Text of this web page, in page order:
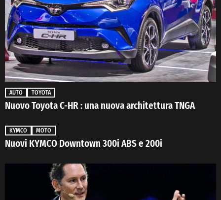
AUTO TOYOTA
Nuovo Toyota C-HR : una nuova architettura TNGA
KYMCO MOTO
Nuovi KYMCO Downtown 300i ABS e 200i